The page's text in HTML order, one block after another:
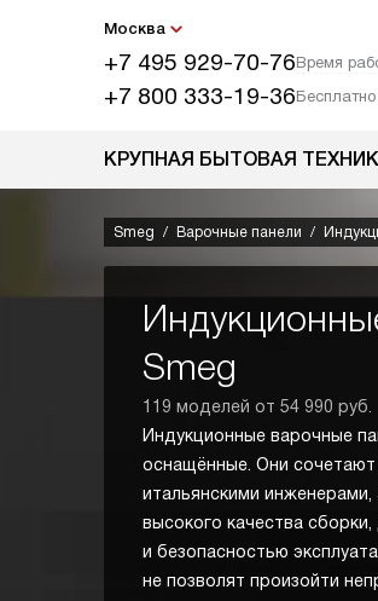
Москва
+7 495 929-70-76Время
+7 800 333-19-36
КРУПНАЯ БЫТОВАЯ
Smeg Варочные панели
Smeg
119 моделей от 54 990 руб.
Индукционные варочные
оснащённые. Они
итальянскими
высокого качества
и безопасностью
не позволят произойти